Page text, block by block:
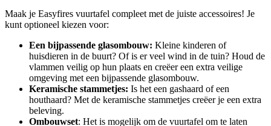
Maak je Easyfires vuurtafel compleet met de juiste accessoires! Je
kunt optioneel kiezen voor:
Een bijpassende glasombouw: Kleine kinderen of
huisdieren in de buurt? Of is er veel wind in de tuin? Houd de
vlammen veilig op hun plaats en creëer een extra veilige
omgeving met een bijpassende glasombouw.
Keramische stammetjes: Is het een gashaard of een
houthaard? Met de keramische stammetjes creëer je een extra
beleving.
Ombouwset: Het is mogelijk om de vuurtafel om te laten